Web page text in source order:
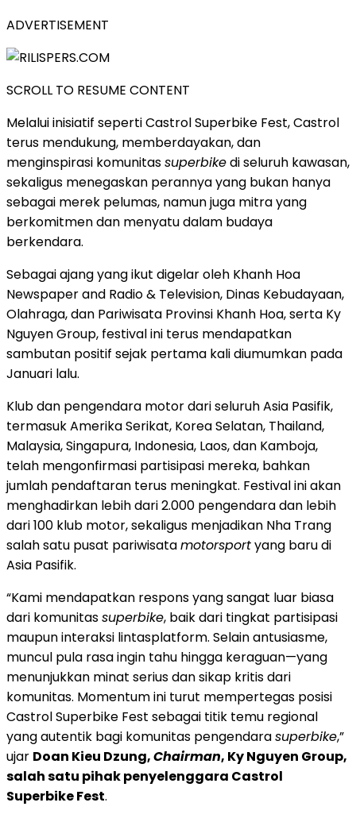
ADVERTISEMENT
SCROLL TO RESUME CONTENT
Melalui inisiatif seperti Castrol Superbike Fest, Castrol
terus mendukung, memberdayakan, dan
menginspirasi komunitassuperbikedi seluruh kawasan,
sekaligus menegaskan perannya yang bukan hanya
sebagai merek pelumas, namun juga mitra yang
berkomitmen dan menyatu dalam budaya
berkendara.
Sebagai ajang yang ikut digelar oleh Khanh Hoa
Newspaper and Radio & Television, Dinas Kebudayaan,
Olahraga, dan Pariwisata Provinsi Khanh Hoa, serta Ky
Nguyen Group, festival ini terus mendapatkan
sambutan positif sejak pertama kali diumumkan pada
Januari lalu.
Klub dan pengendara motor dari seluruh Asia Pasifik,
termasuk Amerika Serikat, Korea Selatan, Thailand,
Malaysia, Singapura, Indonesia, Laos, dan Kamboja,
telah mengonfirmasi partisipasi mereka, bahkan
jumlah pendaftaran terus meningkat. Festival ini akan
menghadirkan lebih dari 2.000 pengendara dan lebih
dari 100 klub motor, sekaligus menjadikan Nha Trang
salah satu pusat pariwisatamotorsportyang baru di
Asia Pasifik.
“Kami mendapatkan respons yang sangat luar biasa
dari komunitassuperbike, baik dari tingkat partisipasi
maupun interaksi lintasplatform. Selain antusiasme,
muncul pula rasa ingin tahu hingga keraguan—yang
menunjukkan minat serius dan sikap kritis dari
komunitas. Momentum ini turut mempertegas posisi
Castrol Superbike Fest sebagai titik temu regional
yang autentik bagi komunitas pengendarasuperbike,”
ujar Doan Kieu Dzung,Chairman, Ky Nguyen Group,
salah satu pihak penyelenggara Castrol
Superbike Fest.